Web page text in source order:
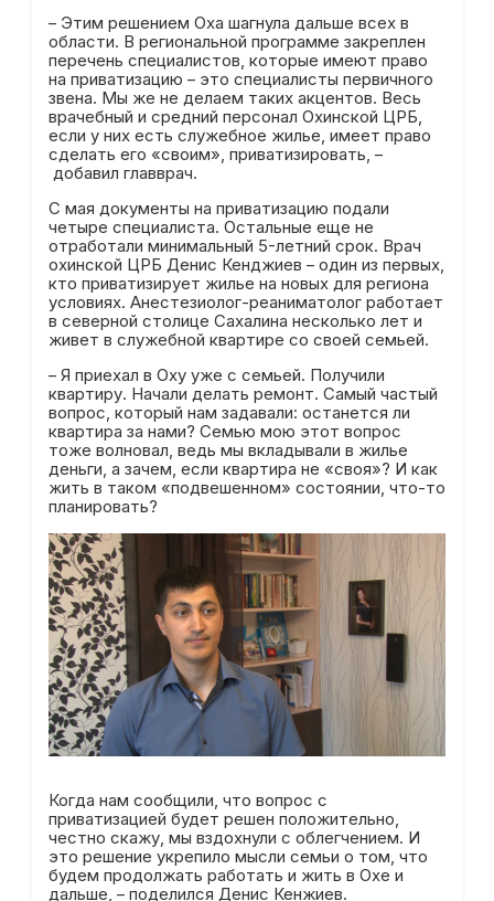
– Этим решением Оха шагнула дальше всех в
области. В региональной программе закреплен
перечень специалистов, которые имеют право
на приватизацию – это специалисты первичного
звена. Мы же не делаем таких акцентов. Весь
врачебный и средний персонал Охинской ЦРБ,
если у них есть служебное жилье, имеет право
сделать его «своим», приватизировать, –
добавил главврач.
С мая документы на приватизацию подали
четыре специалиста. Остальные еще не
отработали минимальный 5-летний срок. Врач
охинской ЦРБ Денис Кенджиев – один из первых,
кто приватизирует жилье на новых для региона
условиях. Анестезиолог-реаниматолог работает
в северной столице Сахалина несколько лет и
живет в служебной квартире со своей семьей.
– Я приехал в Оху уже с семьей. Получили
квартиру. Начали делать ремонт. Самый частый
вопрос, который нам задавали: останется ли
квартира за нами? Семью мою этот вопрос
тоже волновал, ведь мы вкладывали в жилье
деньги, а зачем, если квартира не «своя»? И как
жить в таком «подвешенном» состоянии, что-то
планировать?
Когда нам сообщили, что вопрос с
приватизацией будет решен положительно,
честно скажу, мы вздохнули с облегчением. И
это решение укрепило мысли семьи о том, что
будем продолжать работать и жить в Охе и
дальше, – поделился Денис Кенжиев.